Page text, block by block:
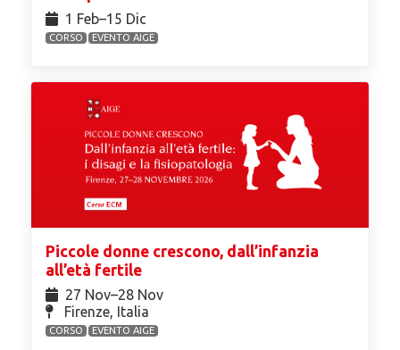
1 Feb⁠–15 Dic
CORSO EVENTO AIGE
Piccole donne crescono, dall’infanzia
all’età fertile
27 Nov⁠–28 Nov
Firenze, Italia
CORSO EVENTO AIGE